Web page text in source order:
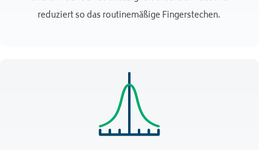
reduziert so das routinemäßige Fingerstechen.